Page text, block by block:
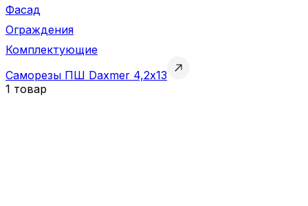
Фасад
Ограждения
Комплектующие
Саморезы ПШ Daxmer 4,2х13
1 товар